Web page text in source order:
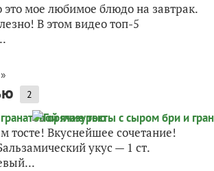
это мое любимое блюдо на завтрак.
В этом видео топ-5
»
2
тосте! Вкуснейшее сочетание!
укус — 1 ст.